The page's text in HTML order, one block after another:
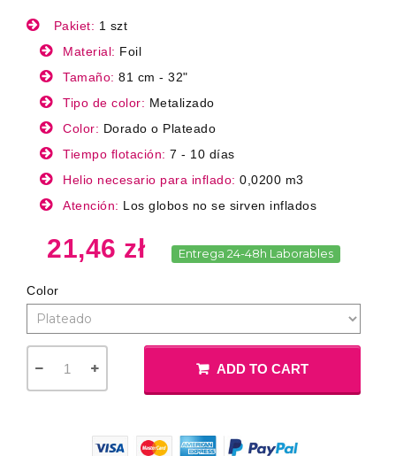
Pakiet: 1 szt
Material: Foil
Tamaño: 81 cm - 32"
Tipo de color: Metalizado
Color: Dorado o Plateado
Tiempo flotación: 7 - 10 días
Helio necesario para inflado: 0,0200 m3
Atención: Los globos no se sirven inflados
21,46 zł Entrega 24-48h Laborables
Color
ADD TO CART